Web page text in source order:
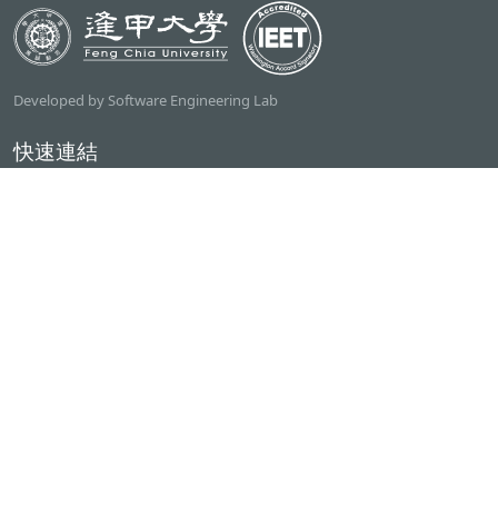
Developed by Software Engineering Lab
快速連結